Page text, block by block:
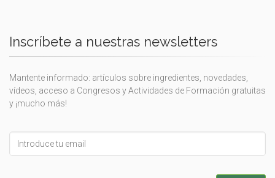
Inscríbete a nuestras newsletters
Mantente informado: artículos sobre ingredientes, novedades,
vídeos, acceso a Congresos y Actividades de Formación gratuitas
y ¡mucho más!
this
field